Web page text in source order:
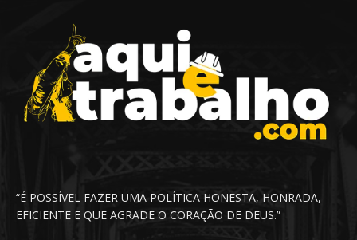
“É POSSÍVEL FAZER UMA POLÍTICA HONESTA, HONRADA,
EFICIENTE E QUE AGRADE O CORAÇÃO DE DEUS.”